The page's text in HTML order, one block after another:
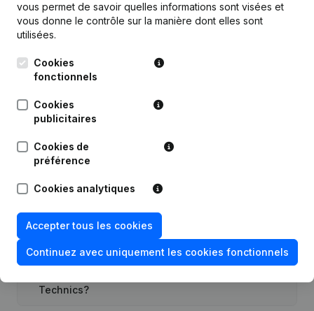
Publications de Pro-service Technics
16-12-2021
Personne Morale, Ouverture
Succursale, etc...)
Questions fréquemment posées
Technics?
vous permet de savoir quelles informations sont visées et
vous donne le contrôle sur la manière dont elles sont
utilisées.
Cookies
fonctionnels
Cookies
publicitaires
Cookies de
préférence
Cookies analytiques
Accepter tous les cookies
Continuez avec uniquement les cookies fonctionnels